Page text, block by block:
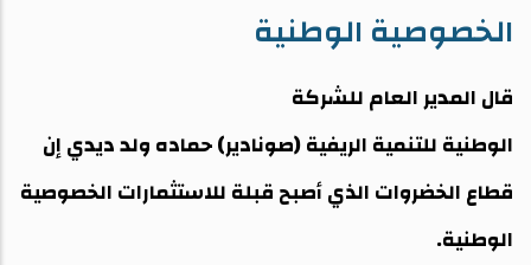
الخصوصية الوطنية
قال المدير العام للشركة
الوطنية للتنمية الريفية (صونادير) حماده ولد ديدي إن
قطاع الخضروات الذي أصبح قبلة للاستثمارات الخصوصية
الوطنية.